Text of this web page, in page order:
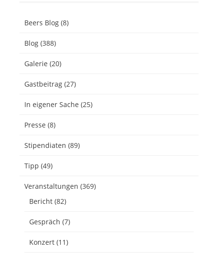
Beers Blog (8)
Blog (388)
Galerie (20)
Gastbeitrag (27)
In eigener Sache (25)
Presse (8)
Stipendiaten (89)
Tipp (49)
Veranstaltungen (369)
Bericht (82)
Gespräch (7)
Konzert (11)